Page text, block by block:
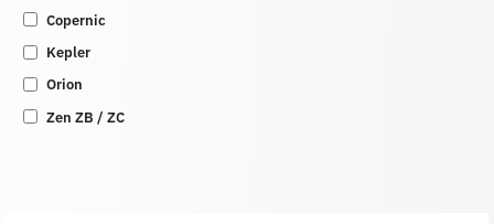
Copernic
Kepler
Orion
Zen ZB / ZC